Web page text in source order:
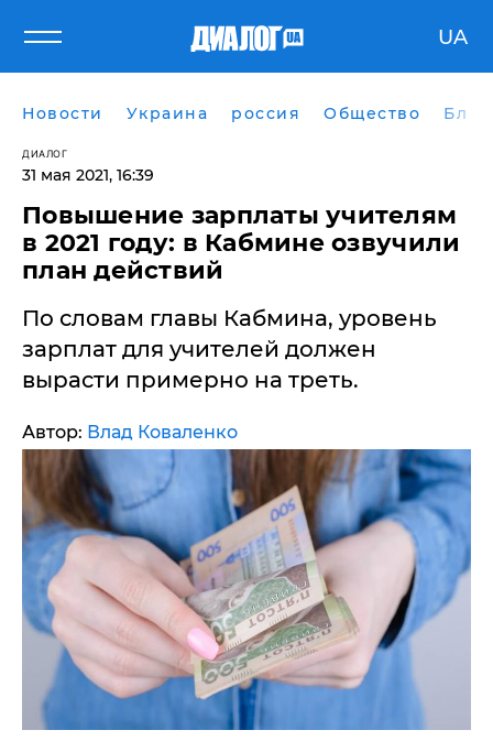
UA
Новости Украина россия Общество
ДИАЛОГ
31 мая 2021, 16:39
Повышение зарплаты учителям
в 2021 году: в Кабмине озвучили
план действий
По словам главы Кабмина, уровень
зарплат для учителей должен
вырасти примерно на треть.
Автор: Влад Коваленко